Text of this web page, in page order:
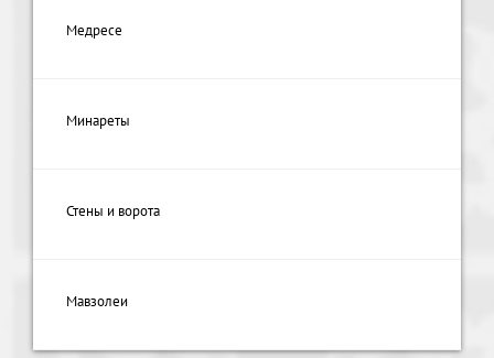
Медресе
Минареты
Стены и ворота
Мавзолеи